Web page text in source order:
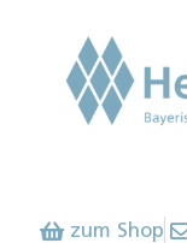
zum Shop